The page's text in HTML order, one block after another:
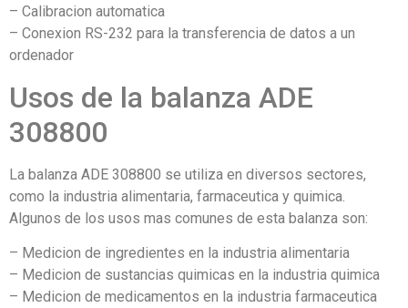
– Calibracion automatica
– Conexion RS-232 para la transferencia de datos a un
ordenador
Usos de la balanza ADE
308800
La balanza ADE 308800 se utiliza en diversos sectores,
como la industria alimentaria, farmaceutica y quimica.
Algunos de los usos mas comunes de esta balanza son:
– Medicion de ingredientes en la industria alimentaria
– Medicion de sustancias quimicas en la industria quimica
– Medicion de medicamentos en la industria farmaceutica